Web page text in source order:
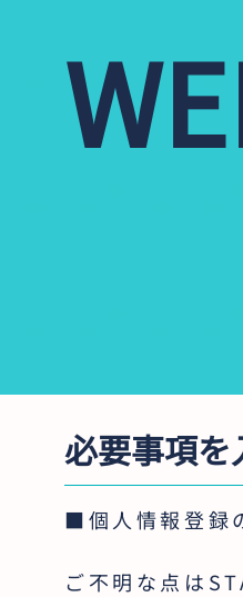
必要事項を
■個人情報登録
ご不明な点は